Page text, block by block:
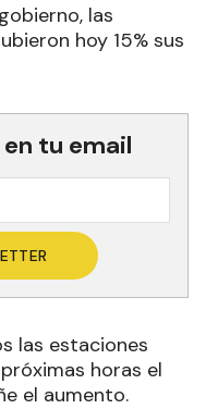
las
hoy 15% sus
tu email
las estaciones
horas el
el aumento.